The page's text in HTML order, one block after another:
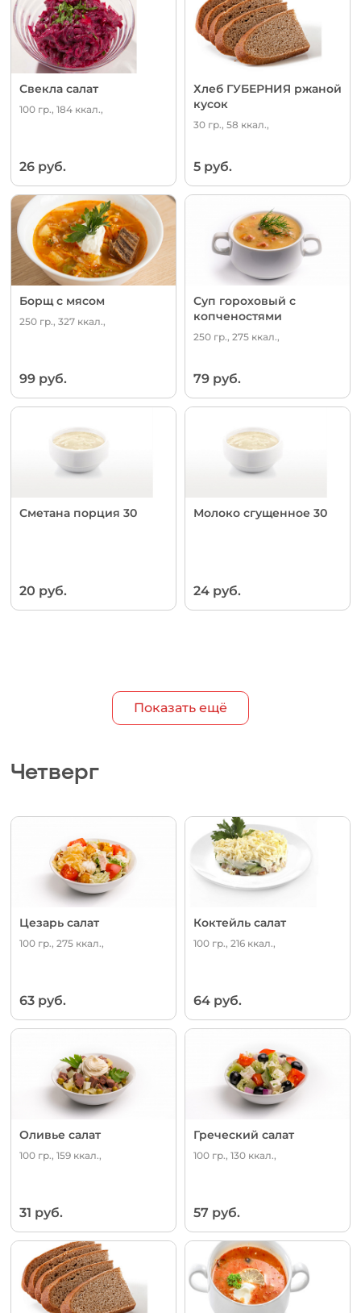
Свекла салат
100 гр., 184 ккал.,
26 руб.
Хлеб ГУБЕРНИЯ ржаной
кусок
30 гр., 58 ккал.,
5 руб.
Борщ с мясом
250 гр., 327 ккал.,
99 руб.
Суп гороховый с
копченостями
250 гр., 275 ккал.,
79 руб.
Сметана порция 30
20 руб.
Молоко сгущенное 30
24 руб.
Показать ещё
Четверг
Цезарь салат
100 гр., 275 ккал.,
63 руб.
Коктейль салат
100 гр., 216 ккал.,
64 руб.
Оливье салат
100 гр., 159 ккал.,
31 руб.
Греческий салат
100 гр., 130 ккал.,
57 руб.